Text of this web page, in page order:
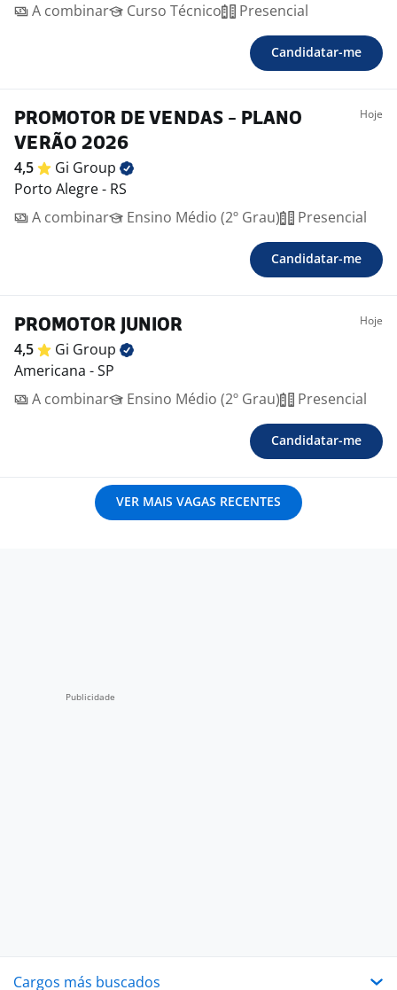
A combinar
Curso Técnico Presencial
Candidatar-me
PROMOTOR DE VENDAS - PLANO
VERÃO 2026
Hoje
4,5 Gi Group
Porto Alegre - RS
A combinar
Ensino Médio (2º Grau) Presencial
Candidatar-me
PROMOTOR JUNIOR Hoje
4,5 Gi Group
Americana - SP
A combinar
Ensino Médio (2º Grau) Presencial
Candidatar-me
VER MAIS VAGAS RECENTES
Cargos más buscados